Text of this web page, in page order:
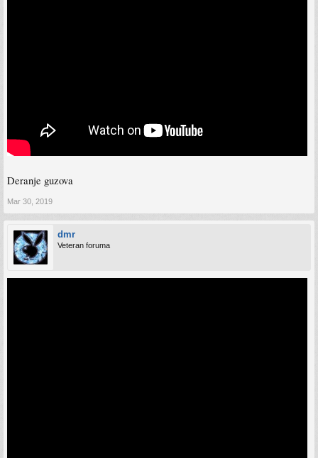
Deranje guzova
Mar 30, 2019
dmr
Veteran foruma